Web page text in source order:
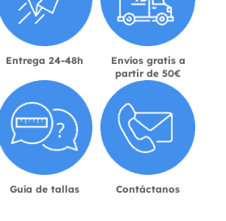
Entrega 24-48h
Envíos gratis a
partir de 50€
Guía de tallas Contáctanos